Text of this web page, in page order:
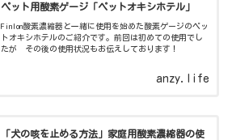
ペット用酸素ゲージ「ペットオキシホテル」
Finlon酸素濃縮器と一緒に使用を始めた酸素ゲージのペッ
トオキシホテルのご紹介です。前回は初めての使用でし
たが その後の使用状況もお伝えしております！
anzy.life
「犬の咳を止める方法」家庭用酸素濃縮器の使